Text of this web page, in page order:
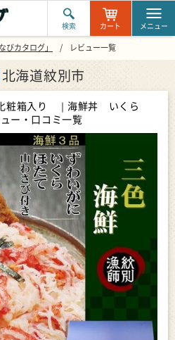
検索 カート メニュー
カタログ」 レビュー一覧
北海道紋別市
粧箱入り ｜海鮮丼 いくら
ー・口コミ一覧